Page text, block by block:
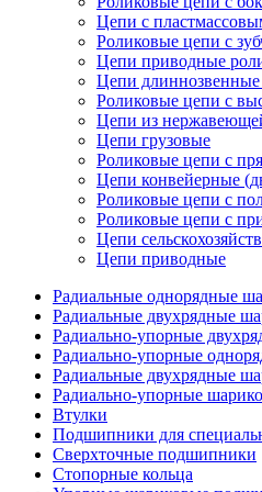
Цепи с
Роликовые цепи с
Цепи приводные
Цепи
Роликовые цепи с
Цепи из
Цепи грузовые
Роликовые цепи с
Цепи конвейерные
Роликовые цепи с
Роликовые цепи с
Цепи
Цепи приводные
Радиальные однорядные
Радиальные двухрядные
Радиально-упорные
Радиально-упорные
Радиальные двухрядные
Радиально-упорные
Втулки
Подшипники для
Сверхточные подшипники
Стопорные кольца